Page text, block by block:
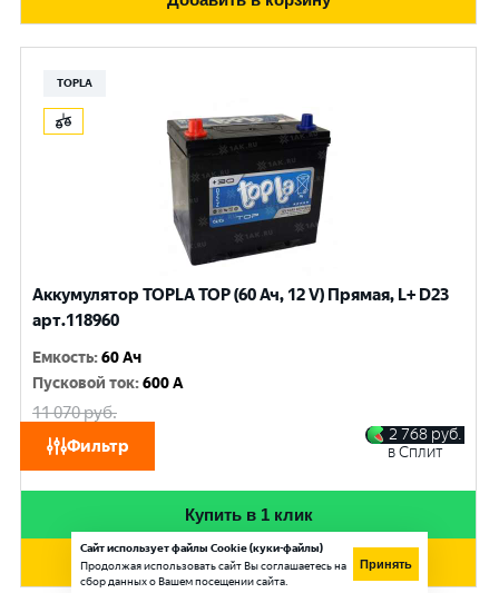
Фильтр
TOPLA
Аккумулятор TOPLA TOP (60 Ач, 12 V) Прямая, L+ D23
арт.118960
Емкость:60 Ач
Пусковой ток:600 A
11 070руб.
10 530руб. 2 768 руб.
в Сплит
Купить в 1 клик
Добавить в корзину
Сайт использует файлы Cookie (куки-файлы)
Продолжая использовать сайт Вы соглашаетесь на
сбор данных о Вашем посещении сайта.
Принять